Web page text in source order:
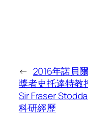
← 2016年諾貝
獎者史托達特教
Sir Fraser
科研經歷